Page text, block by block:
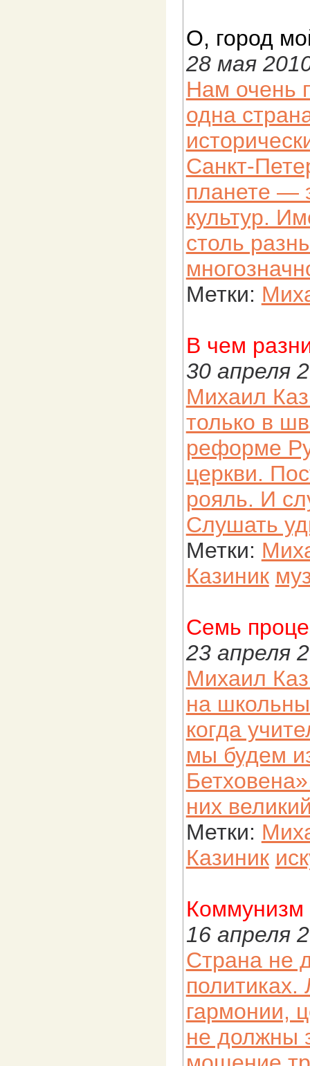
О, город
28 мая
Нам очень
одна
Санкт-
планете —
культур.
столь
Метки:
В чем
30 апреля
Михаил
только в
реформе
церкви.
рояль. И
Слушать
Метки:
Казиник
Семь
23 апреля
Михаил
на
когда
мы будем
них
Метки:
Казиник
Коммунизм
16 апреля
Страна не
гармонии,
не должны